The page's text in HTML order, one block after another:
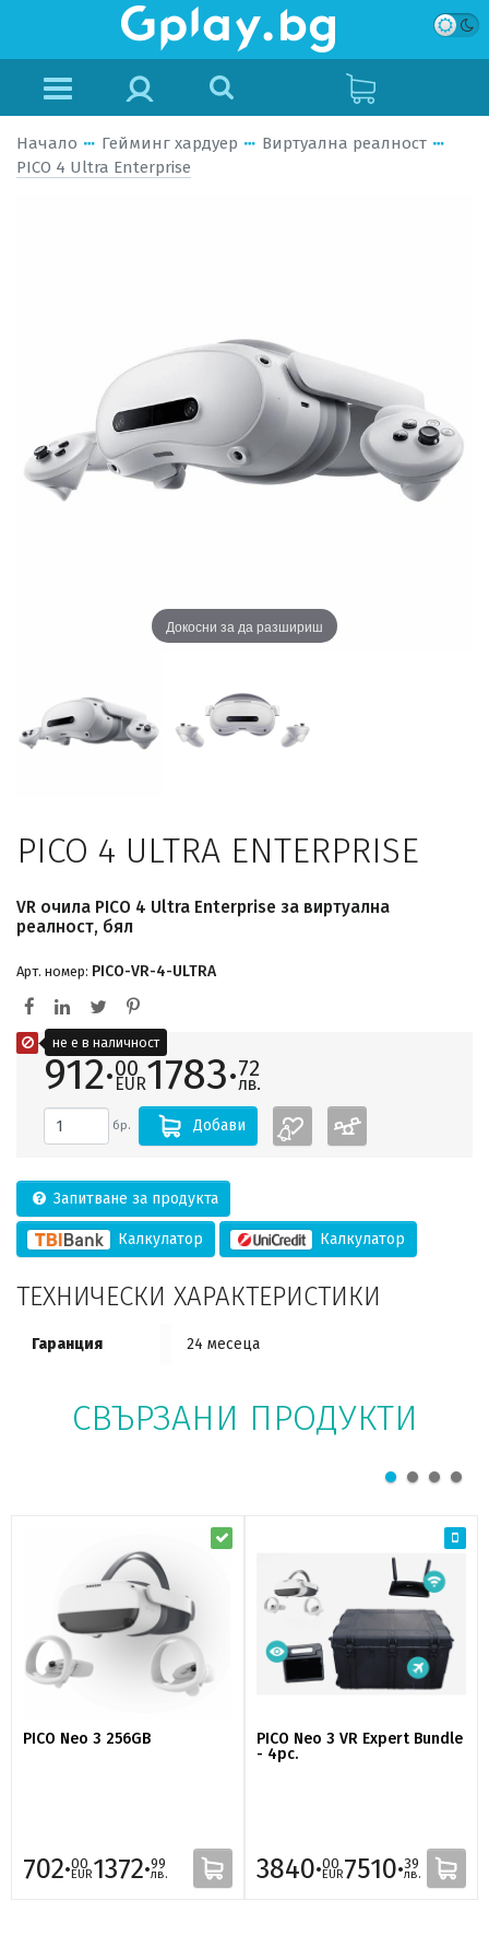
Начало Гейминг хардуер
Виртуална реалност
PICO 4 Ultra Enterprise
Докосни за да разшириш
PICO 4 ULTRA ENTERPRISE
VR очила PICO 4 Ultra Enterprise за виртуална
реалност, бял
Арт. номер: PICO-VR-4-ULTRA
912·00
EUR1783·72
лв.
бр. Добави
Запитване за продукта
Калкулатор Калкулатор
ТЕХНИЧЕСКИ ХАРАКТЕРИСТИКИ
Гаранция 24 месеца
СВЪРЗАНИ ПРОДУКТИ
PICO Neo 3 256GB
702·00
EUR1372·99
лв.
PICO Neo 3 VR Expert Bundle
- 4pc.
3840·00
EUR7510·39
лв.
не е в наличност